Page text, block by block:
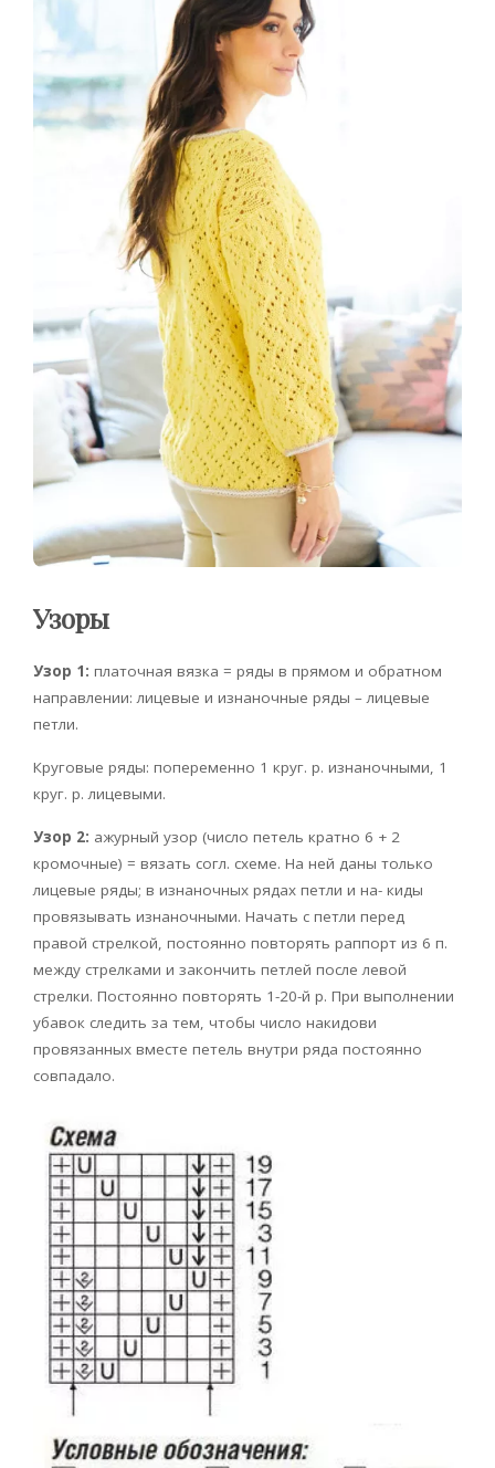
Узоры
Узор 1: платочная вязка = ряды в прямом и обратном
направлении: лицевые и изнаночные ряды – лицевые
петли.
Круговые ряды: попеременно 1 круг. р. изнаночными, 1
круг. р. лицевыми.
Узор 2: ажурный узор (число петель кратно 6 + 2
кромочные) = вязать согл. схеме. На ней даны только
лицевые ряды; в изнаночных рядах петли и на- киды
провязывать изнаночными. Начать с петли перед
правой стрелкой, постоянно повторять раппорт из 6 п.
между стрелками и закончить петлей после левой
стрелки. Постоянно повторять 1-20-й р. При выполнении
убавок следить за тем, чтобы число накидови
провязанных вместе петель внутри ряда постоянно
совпадало.